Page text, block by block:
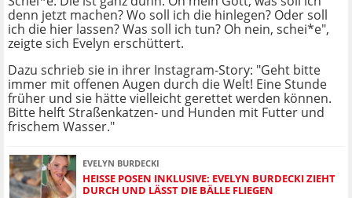
denn jetzt machen? Wo soll ich die hinlegen? Oder soll
ich die hier lassen? Was soll ich tun? Oh nein, schei*e",
zeigte sich Evelyn erschüttert.
Dazu schrieb sie in ihrer Instagram-Story: "Geht bitte
immer mit offenen Augen durch die Welt! Eine Stunde
früher und sie hätte vielleicht gerettet werden können.
Bitte helft Straßenkatzen- und Hunden mit Futter und
frischem Wasser."
EVELYN BURDECKI
HEISSE POSEN INKLUSIVE: EVELYN BURDECKI ZIEHT D
URCH UND LÄSST DIE BÄLLE FLIEGEN